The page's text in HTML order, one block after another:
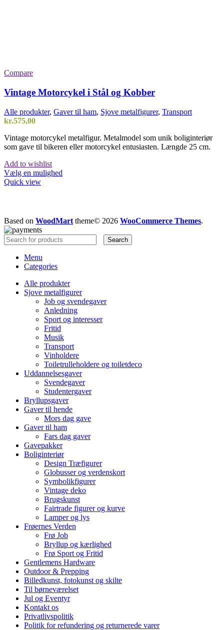
Compare
Vintage Motorcykel i Stål og Kobber
Alle produkter, Gaver til ham, Sjove metalfigurer, Transport
kr.575,00
Vintage motorcykel metalfigur. Metalmodel som unik boliginteriør
som gave til bikeren eller motorcykel entusiasten. Længde 25 cm.
Add to wishlist
Vælg en mulighed
Quick view
Based on WoodMart theme© 2026 WooCommerce Themes.
Search
Menu
Categories
Alle produkter
Sjove metalfigurer
Job og svendegaver
Anledning
Sport og interesser
Fritid
Musik
Transport
Vinholdere
Toiletrulleholdere og toiletdeco
Uddannelsesgaver
Svendegaver
Studentergaver
Bryllupsgaver
Gaver til hende
Mors dag gave
Gaver til ham
Fars dag gaver
Gavepakker
Boliginteriør
Design Træfigurer
Globusser og verdenskort
Symbolikfigurer
Vintage deko
Brugskunst
Fairtrade figurer og kurve
Lamper og lys
Frøernes Verden
Frø Job
Bryllup og kærlighed
Frø Sport og Fritid
Gentlemens Hardware
Outdoor & Prepping
Billedkunst, fotokunst og skilte
Til børneværelset
Jul og Eventyr
Kontakt os
Privatlivspolitik
Politik for refundering og returnerede varer